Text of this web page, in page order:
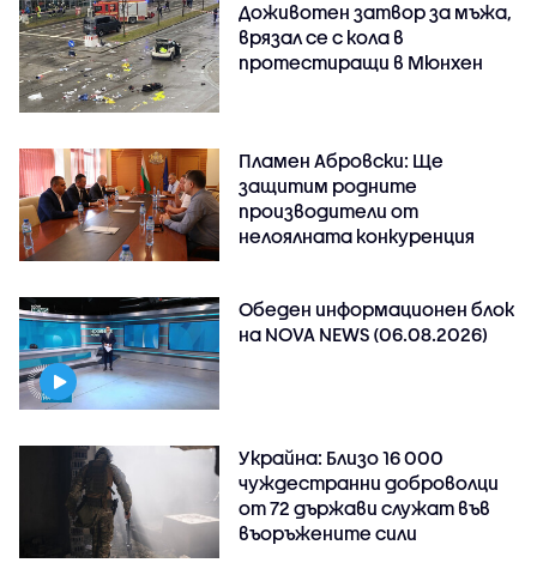
Доживотен затвор за мъжа,
врязал се с кола в
протестиращи в Мюнхен
Пламен Абровски: Ще
защитим родните
производители от
нелоялната конкуренция
Обеден информационен блок
на NOVA NEWS (06.08.2026)
Украйна: Близо 16 000
чуждестранни доброволци
от 72 държави служат във
въоръжените сили